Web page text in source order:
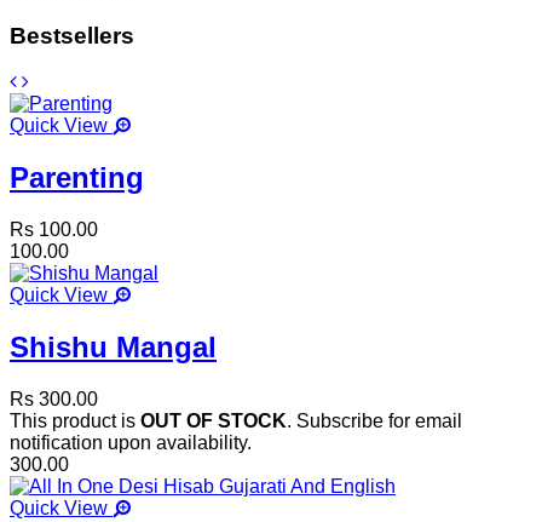
Bestsellers
Quick View
Parenting
Rs 100.00
100.00
Quick View
Shishu Mangal
Rs 300.00
This product is OUT OF STOCK. Subscribe for email
notification upon availability.
300.00
Quick View